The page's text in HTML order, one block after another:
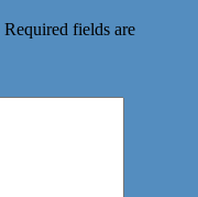
Required fields are